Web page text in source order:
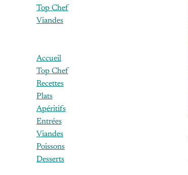
Top Chef
Viandes
Accueil
Top Chef
Recettes
Plats
Apéritifs
Entrées
Viandes
Poissons
Desserts